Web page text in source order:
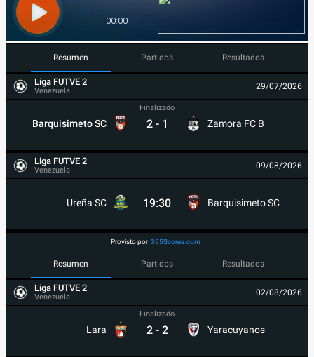
Resumen Partidos Resultados
Liga FUTVE 2
Venezuela 29/07/2026
Barquisimeto SC
Finalizado
2 - 1 Zamora FC B
Liga FUTVE 2
Venezuela 09/08/2026
Ureña SC 19:30 Barquisimeto SC
Provisto por 365Scores.com
Resumen Partidos Resultados
Liga FUTVE 2
Venezuela 02/08/2026
Lara
Finalizado
2 - 2 Yaracuyanos